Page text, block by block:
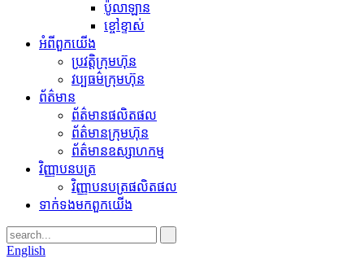
ប៉ូលាឡាន
ខ្ចៅខ្ទាស់
អំពី​ពួក​យើង
ប្រវត្តិ​ក្រុមហ៊ុន
វប្បធម៌ក្រុមហ៊ុន
ព័ត៌មាន
ព័ត៌មានផលិតផល
ព័ត៌មានក្រុមហ៊ុន
ព័ត៌មានឧស្សាហកម្ម
វិញ្ញាបនបត្រ
វិញ្ញាបនបត្រផលិតផល
ទាក់ទង​មក​ពួក​យើង
English